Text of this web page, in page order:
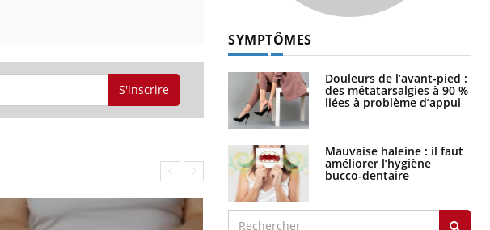
S'inscrire
SYMPTÔMES
Douleurs de l’avant-pied :
des métatarsalgies à 90 %
liées à problème d’appui
Mauvaise haleine : il faut
améliorer l’hygiène
bucco-dentaire